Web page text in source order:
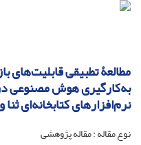
مطالعۀ تطبیقی قابلیت‌های
به‌کارگیری هوش مصنوعی در
نرم‌افزارهای کتابخانه‌ای
نوع مقاله : مقاله پژوهشی